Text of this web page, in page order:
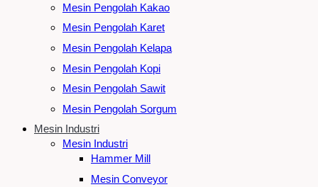
Mesin Pengolah Kakao
Mesin Pengolah Karet
Mesin Pengolah Kelapa
Mesin Pengolah Kopi
Mesin Pengolah Sawit
Mesin Pengolah Sorgum
Mesin Industri
Mesin Industri
Hammer Mill
Mesin Conveyor